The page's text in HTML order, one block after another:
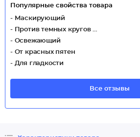
Популярные свойства товара
- Маскирующий
- Против темных кругов под глазами
- Освежающий
- От красных пятен
- Для гладкости
Все отзывы